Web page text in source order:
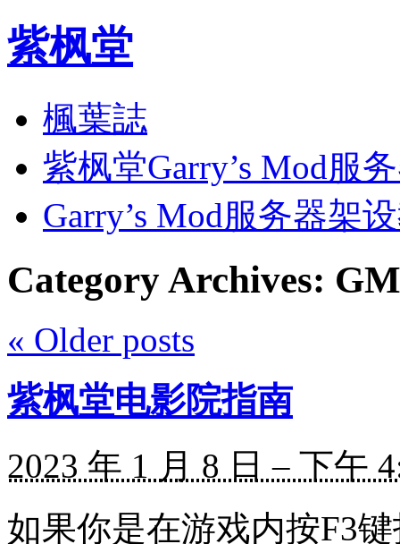
紫枫堂
楓葉誌
紫枫堂Garry’s Mod服
Garry’s Mod服务器架
Category Archives:
« Older posts
紫枫堂电影院指南
2023 年 1 月 8 日 – 下午
如果你是在游戏内按F3